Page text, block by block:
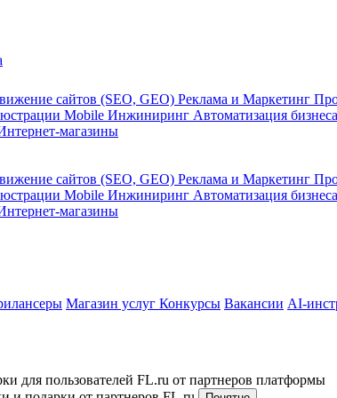
сайтов (SEO, GEO) Реклама и Маркетинг
Mobile Инжиниринг Автоматизация бизнеса
магазины
сайтов (SEO, GEO) Реклама и Маркетинг
Mobile Инжиниринг Автоматизация бизнеса
магазины
Магазин услуг Конкурсы Вакансии AI-
для пользователей FL.ru от партнеров платформы